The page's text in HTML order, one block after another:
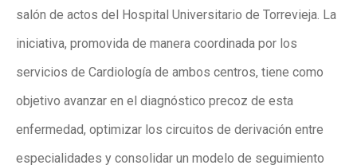
salón de actos del Hospital Universitario de Torrevieja. La
iniciativa, promovida de manera coordinada por los
servicios de Cardiología de ambos centros, tiene como
objetivo avanzar en el diagnóstico precoz de esta
enfermedad, optimizar los circuitos de derivación entre
especialidades y consolidar un modelo de seguimiento